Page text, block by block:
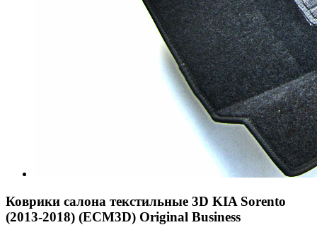
Коврики салона текстильные 3D KIA Sorento
(2013-2018) (ECM3D) Original Business